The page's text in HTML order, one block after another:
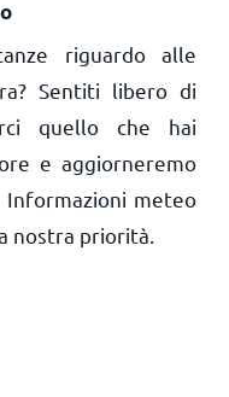
riguardo alle
Sentiti libero di
quello che hai
e aggiorneremo
meteo
nostra priorità.